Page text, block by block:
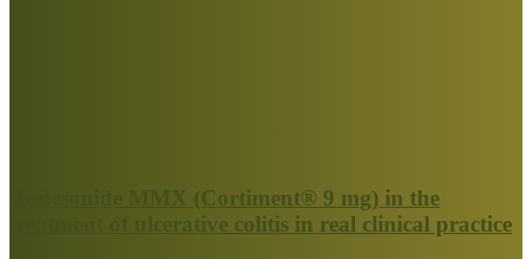
Budesonide MMX (Cortiment® 9 mg) in the
treatment of ulcerative colitis in real clinical practice